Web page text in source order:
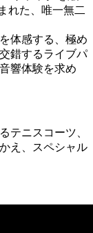
れた、唯一無二
体感する、極め
錯するライブパ
響体験を求め
テニスコーツ、
え、スペシャル